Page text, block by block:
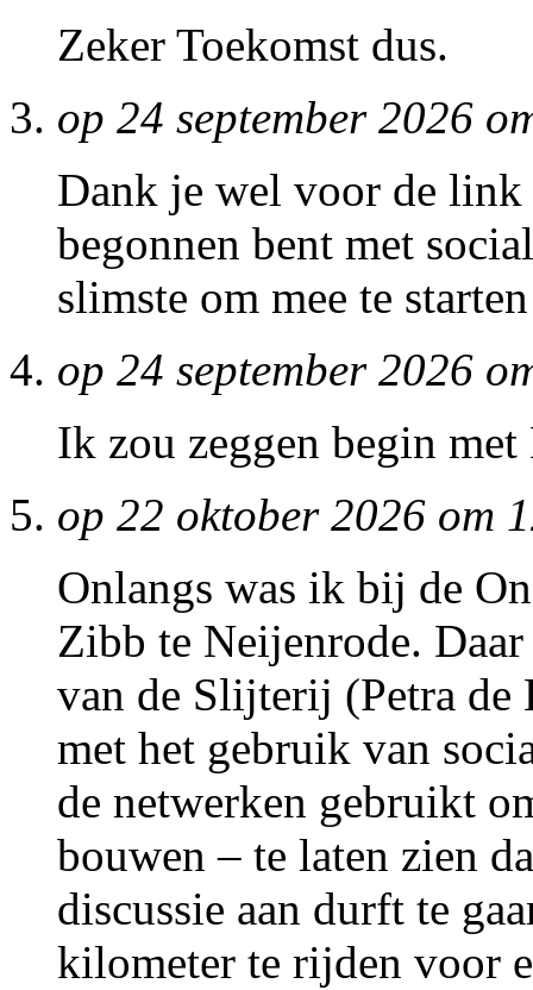
Zeker Toekomst dus.
op 24 september 2026
Dank je wel voor de
begonnen bent met
slimste om mee te
op 24 september 2026
Ik zou zeggen begin
op 22 oktober 2026 om
Onlangs was ik bij de
Zibb te Neijenrode.
van de Slijterij (Petra de
met het gebruik van
de netwerken gebruikt
bouwen – te laten zien
discussie aan durft te
kilometer te rijden voor